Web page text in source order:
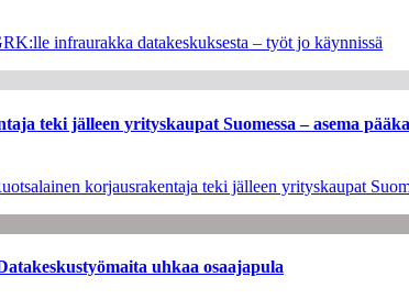
infraurakka datakeskuksesta – työt jo käynnissä
teki jälleen yrityskaupat Suomessa – asema
korjausrakentaja teki jälleen yrityskaupat
uhkaa osaajapula